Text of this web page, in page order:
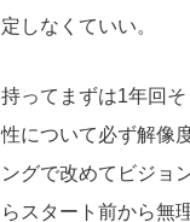
しなくていい。
ってまずは1年回
について必ず解像
グで改めてビジョ
スタート前から無